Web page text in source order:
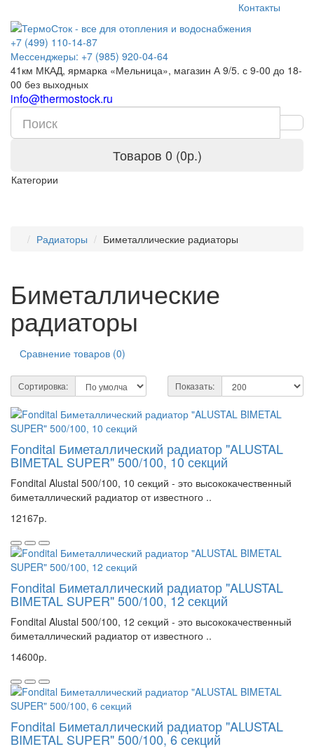
Контакты
+7 (499) 110-14-87
Мессенджеры: +7 (985) 920-04-64
41км МКАД, ярмарка «Мельница», магазин А 9/5. с 9-00 до 18-
00 без выходных
info@thermostock.ru
Товаров 0 (0р.)
Категории
Радиаторы Биметаллические радиаторы
Биметаллические
радиаторы
Сравнение товаров (0)
Сортировка: Показать:
Fondital Биметаллический радиатор "ALUSTAL
BIMETAL SUPER" 500/100, 10 секций
Fondital Alustal 500/100, 10 секций - это высококачественный
биметаллический радиатор от известного ..
12167р.
Fondital Биметаллический радиатор "ALUSTAL
BIMETAL SUPER" 500/100, 12 секций
Fondital Alustal 500/100, 12 секций - это высококачественный
биметаллический радиатор от известного ..
14600р.
Fondital Биметаллический радиатор "ALUSTAL
BIMETAL SUPER" 500/100, 6 секций